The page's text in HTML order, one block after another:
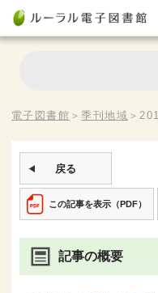
電子図書館 ＞季刊地域 ＞
戻る
この記事を表示（PDF）
記事の概要